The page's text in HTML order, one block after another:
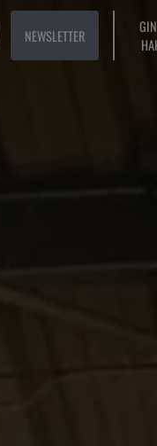
NEWSLETTER